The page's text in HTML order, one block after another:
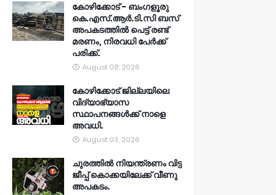
കോഴിക്കോട് - ബംഗളൂരു
കെ.എസ്.ആർ.ടി.സി ബസ്
അപകടത്തിൽ പെട്ട് രണ്ട്
മരണം, നിരവധി പേർക്ക്
പരിക്ക്.
August 08, 2026
കോഴിക്കോട് ജില്ലയിലെ
വിദ്യാഭ്യാസ
സ്ഥാപനങ്ങൾക്ക് നാളെ
അവധി.
August 03, 2026
ചുരത്തിൽ നിയന്ത്രണം വിട്ട
ജീപ്പ് കൊക്കയിലേക്ക് വീണു
അപകടം.